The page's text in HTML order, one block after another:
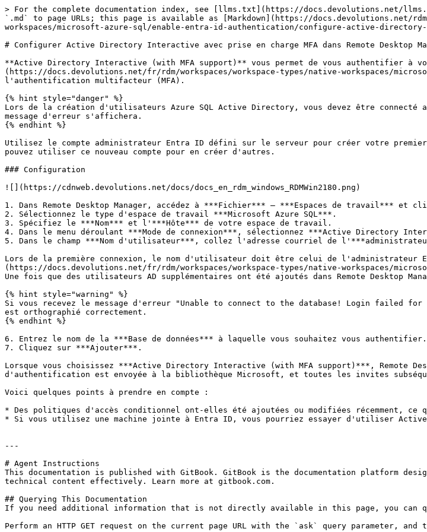
> For the complete documentation index, see [llms.txt](https://docs.devolutions.net/
`.md` to page URLs; this page is available as [Markdown](https://docs.devolutions.net/
workspaces/microsoft-azure-sql/enable-entra-id-authentication/configure-active-
# Configurer Active Directory Interactive avec prise en charge MFA dans Remote Desktop
**Active Directory Interactive (with MFA support)** vous permet de vous authentifier à
(https://docs.devolutions.net/fr/rdm/workspaces/workspace-types/native-workspaces/
l'authentification multifacteur (MFA).
{% hint style="danger" %}
Lors de la création d'utilisateurs Azure SQL Active Directory, vous devez être connecté
message d'erreur s'affichera.
{% endhint %}
Utilisez le compte administrateur Entra ID défini sur le serveur pour créer votre
pouvez utiliser ce nouveau compte pour en créer d'autres.
### Configuration
![](https://cdnweb.devolutions.net/docs/docs_en_rdm_windows_RDMWin2180.png)
1. Dans Remote Desktop Manager, accédez à ***Fichier*** – ***Espaces de travail*** et
2. Sélectionnez le type d'espace de travail ***Microsoft Azure SQL***.
3. Spécifiez le ***Nom*** et l'***Hôte*** de votre espace de travail.
4. Dans le menu déroulant ***Mode de connexion***, sélectionnez ***Active Directory
5. Dans le champ ***Nom d'utilisateur***, collez l'adresse courriel de l'***administrateur
Lors de la première connexion, le nom d'utilisateur doit être celui de l'administrateur
(https://docs.devolutions.net/fr/rdm/workspaces/workspace-types/native-workspaces/
Une fois que des utilisateurs AD supplémentaires ont été ajoutés dans Remote Desktop
{% hint style="warning" %}
Si vous recevez le message d'erreur "Unable to connect to the database! Login
est orthographié correctement.
{% endhint %}
6. Entrez le nom de la ***Base de données*** à laquelle vous souhaitez vous authentifier.
7. Cliquez sur ***Ajouter***.
Lorsque vous choisissez ***Active Directory Interactive (with MFA support)***, Remote
d'authentification est envoyée à la bibliothèque Microsoft, et toutes les invites
Voici quelques points à prendre en compte :
* Des politiques d'accès conditionnel ont-elles été ajoutées ou modifiées récemment, ce
* Si vous utilisez une machine jointe à Entra ID, vous pourriez essayer d'utiliser
---
# Agent Instructions
This documentation is published with GitBook. GitBook is the documentation platform
technical content effectively. Learn more at gitbook.com.
## Querying This Documentation
If you need additional information that is not directly available in this page, you can
Perform an HTTP GET request on the current page URL with the `ask` query parameter,